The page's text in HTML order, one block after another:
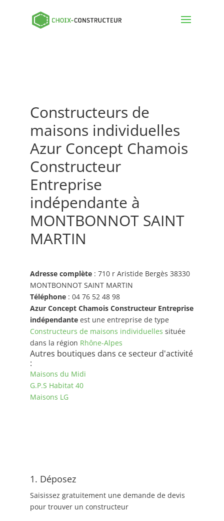
Constructeurs de
maisons individuelles
Azur Concept Chamois
Constructeur
Entreprise
indépendante à
MONTBONNOT SAINT
MARTIN
Adresse complète: 710 r Aristide Bergès 38330
MONTBONNOT SAINT MARTIN
Téléphone: 04 76 52 48 98
Azur Concept Chamois Constructeur Entreprise
indépendanteest une entreprise de type
Constructeurs de maisons individuelles située
dans la région Rhône-Alpes
Autres boutiques dans ce secteur d'activité
:
Maisons du Midi
G.P.S Habitat 40
Maisons LG
1. Déposez
Saisissez gratuitement une demande de devis
pour trouver un constructeur